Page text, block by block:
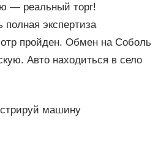
— реальный торг!
полная экспертиза
пройден. Обмен на Соболь
Авто находиться в село
машину